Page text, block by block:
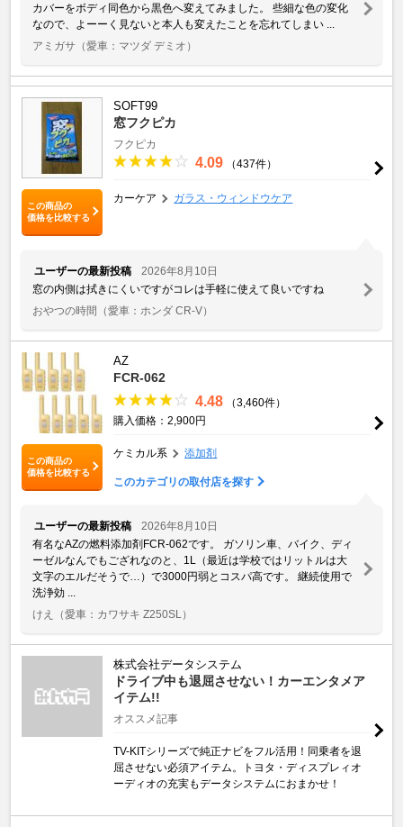
カバーをボディ同色から黒色へ変えてみました。 些細な色の変化
なので、よーーく見ないと本人も変えたことを忘れてしまい ...
アミガサ （愛車：マツダ デミオ）
この商品の
価格を比較する
SOFT99
窓フクピカ
フクピカ
4.09 （437件）
カーケア ガラス・ウィンドウケア
ユーザーの最新投稿
2026年8月10日
窓の内側は拭きにくいですがコレは手軽に使えて良いですね
おやつの時間 （愛車：ホンダ CR-V）
この商品の
価格を比較する
AZ
FCR-062
4.48
（3,460件）
購入価格：2,900円
ケミカル系 添加剤
このカテゴリの取付店を探す
ユーザーの最新投稿
2026年8月10日
有名なAZの燃料添加剤FCR-062です。 ガソリン車、バイク、ディ
ーゼルなんでもござれなのと、1L（最近は学校ではリットルは大
文字のエルだそうで…）で3000円弱とコスパ高です。 継続使用で
洗浄効 ...
けえ
（愛車：カワサキ Z250SL）
株式会社データシステム
ドライブ中も退屈させない！カーエンタメア
イテム!!
オススメ記事
TV-KITシリーズで純正ナビをフル活用！同乗者を退
屈させない必須アイテム。トヨタ・ディスプレィオ
ーディオの充実もデータシステムにおまかせ！